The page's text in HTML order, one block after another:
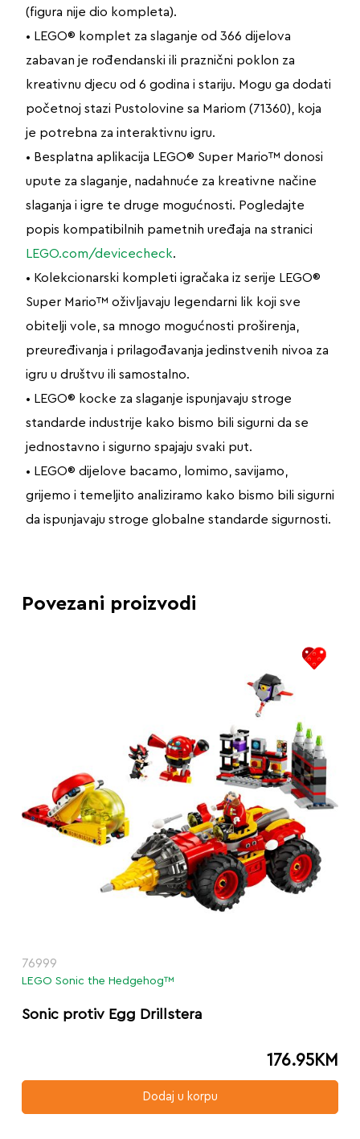
(figura nije dio kompleta).
• LEGO® komplet za slaganje od 366 dijelova
zabavan je rođendanski ili praznični poklon za
kreativnu djecu od 6 godina i stariju. Mogu ga dodati
početnoj stazi Pustolovine sa Mariom (71360), koja
je potrebna za interaktivnu igru.
• Besplatna aplikacija LEGO® Super Mario™ donosi
upute za slaganje, nadahnuće za kreativne načine
slaganja i igre te druge mogućnosti. Pogledajte
popis kompatibilnih pametnih uređaja na stranici
LEGO.com/devicecheck.
• Kolekcionarski kompleti igračaka iz serije LEGO®
Super Mario™ oživljavaju legendarni lik koji sve
obitelji vole, sa mnogo mogućnosti proširenja,
preuređivanja i prilagođavanja jedinstvenih nivoa za
igru u društvu ili samostalno.
• LEGO® kocke za slaganje ispunjavaju stroge
standarde industrije kako bismo bili sigurni da se
jednostavno i sigurno spajaju svaki put.
• LEGO® dijelove bacamo, lomimo, savijamo,
grijemo i temeljito analiziramo kako bismo bili sigurni
da ispunjavaju stroge globalne standarde sigurnosti.
Povezani proizvodi
76999
LEGO Sonic the Hedgehog™
Sonic protiv Egg Drillstera
176.95KM
Dodaj u korpu